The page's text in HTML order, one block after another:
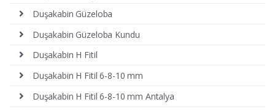
Duşakabin Güzeloba
Duşakabin Güzeloba Kundu
Duşakabin H Fitil
Duşakabin H Fitil 6-8-10 mm
Duşakabin H Fitil 6-8-10 mm Antalya